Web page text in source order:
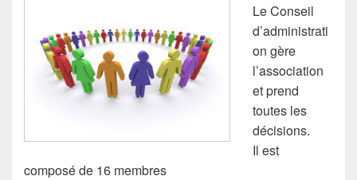
Le Conseil
d’administrati
on gère
l’association
et prend
toutes les
décisions.
Il est
composé de 16 membres